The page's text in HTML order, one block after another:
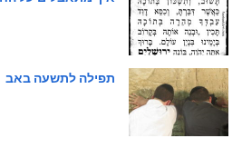
תפילה לתשעה באב